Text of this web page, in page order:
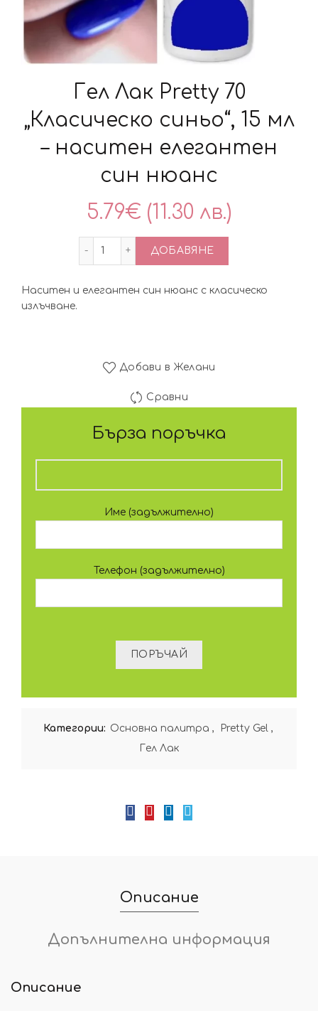
Гел Лак Pretty 70
„Класическо синьо“, 15 мл
– наситен елегантен
син нюанс
5.79€ (11.30 лв.)
количество за Гел Лак Pretty 70
ДОБАВЯНЕ
Наситен и елегантен син нюанс с класическо
излъчване.
Добави в Желани
Сравни
Бърза поръчка
Име (задължително)
Телефон (задължително)
Категории: Oсновна палитра , Pretty Gel ,
Гел Лак
Описание
Допълнителна информация
Описание